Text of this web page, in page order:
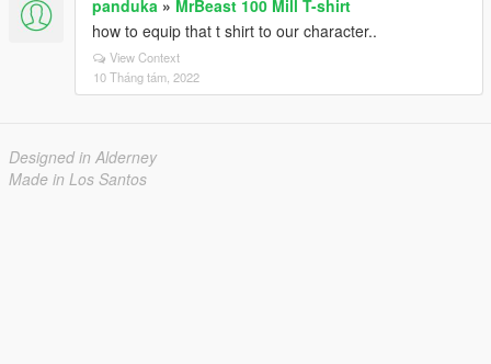
panduka » MrBeast 100 Mill T-shirt
how to equip that t shirt to our character..
View Context
10 Tháng tám, 2022
Designed in Alderney
Made in Los Santos